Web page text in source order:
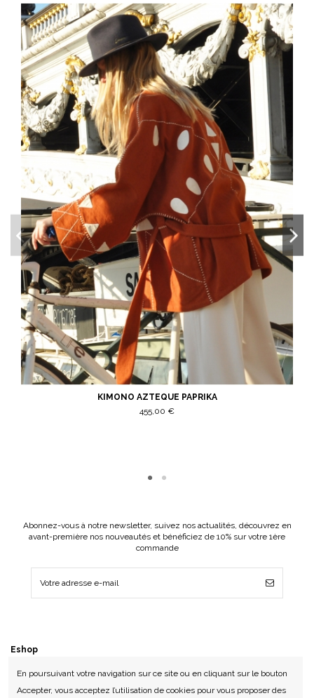
KIMONO AZTEQUE PAPRIKA
455,00 €
Abonnez-vous à notre newsletter, suivez nos actualités, découvrez en
avant-première nos nouveautés et bénéficiez de 10% sur votre 1ère
commande
Eshop
Service clients
En poursuivant votre navigation sur ce site ou en cliquant sur le bouton
Accepter, vous acceptez l’utilisation de cookies pour vous proposer des